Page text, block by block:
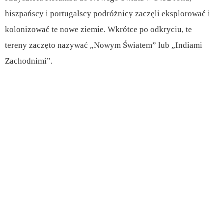
hiszpańscy i portugalscy podróżnicy zaczęli eksplorować i
kolonizować te nowe ziemie. Wkrótce po odkryciu, te
tereny zaczęto nazywać „Nowym Światem” lub „Indiami
Zachodnimi”.